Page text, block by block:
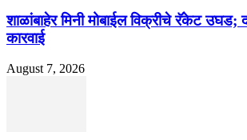
शाळांबाहेर मिनी मोबाईल विक्रीचे रॅकेट उघड;
कारवाई
August 7, 2026